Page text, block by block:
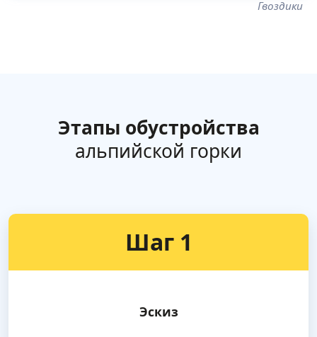
Гвоздики
Этапы обустройства
альпийской горки
Шаг 1
Эскиз